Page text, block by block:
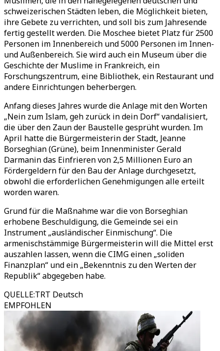
schweizerischen Städten leben, die Möglichkeit bieten,
ihre Gebete zu verrichten, und soll bis zum Jahresende
fertig gestellt werden. Die Moschee bietet Platz für 2500
Personen im Innenbereich und 5000 Personen im Innen-
und Außenbereich. Sie wird auch ein Museum über die
Geschichte der Muslime in Frankreich, ein
Forschungszentrum, eine Bibliothek, ein Restaurant und
andere Einrichtungen beherbergen.
Anfang dieses Jahres wurde die Anlage mit den Worten
„Nein zum Islam, geh zurück in dein Dorf“ vandalisiert,
die über den Zaun der Baustelle gesprüht wurden. Im
April hatte die Bürgermeisterin der Stadt, Jeanne
Borseghian (Grüne), beim Innenminister Gerald
Darmanin das Einfrieren von 2,5 Millionen Euro an
Fördergeldern für den Bau der Anlage durchgesetzt,
obwohl die erforderlichen Genehmigungen alle erteilt
worden waren.
Grund für die Maßnahme war die von Borseghian
erhobene Beschuldigung, die Gemeinde sei ein
Instrument „ausländischer Einmischung“. Die
armenischstämmige Bürgermeisterin will die Mittel erst
auszahlen lassen, wenn die CIMG einen „soliden
Finanzplan“ und ein „Bekenntnis zu den Werten der
Republik“ abgegeben habe.
QUELLE:TRT Deutsch
EMPFOHLEN